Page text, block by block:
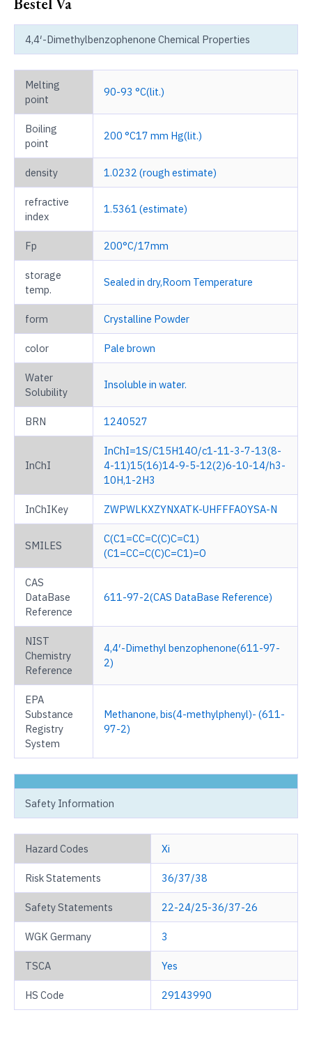
4,4′-Dimethylbenzophenone Chemical Properties
Melting
point
90-93 °C(lit.)
Boiling
point
200 °C17 mm Hg(lit.)
density 1.0232 (rough estimate)
refractive
index
1.5361 (estimate)
Fp 200°C/17mm
storage
temp.
Sealed in dry,Room Temperature
form Crystalline Powder
color Pale brown
Water
Solubility
Insoluble in water.
BRN 1240527
InChI
InChI=1S/C15H14O/c1-11-3-7-13(8-
4-11)15(16)14-9-5-12(2)6-10-14/h3-
10H,1-2H3
InChIKey ZWPWLKXZYNXATK-UHFFFAOYSA-N
SMILES
C(C1=CC=C(C)C=C1)
(C1=CC=C(C)C=C1)=O
CAS
DataBase
Reference
611-97-2(CAS DataBase Reference)
NIST
Chemistry
Reference
4,4′-Dimethyl benzophenone(611-97-
2)
EPA
Substance
Registry
System
Methanone, bis(4-methylphenyl)- (611-
97-2)
Safety Information
Hazard Codes Xi
Risk Statements 36/37/38
Safety Statements 22-24/25-36/37-26
WGK Germany 3
TSCA Yes
HS Code 29143990